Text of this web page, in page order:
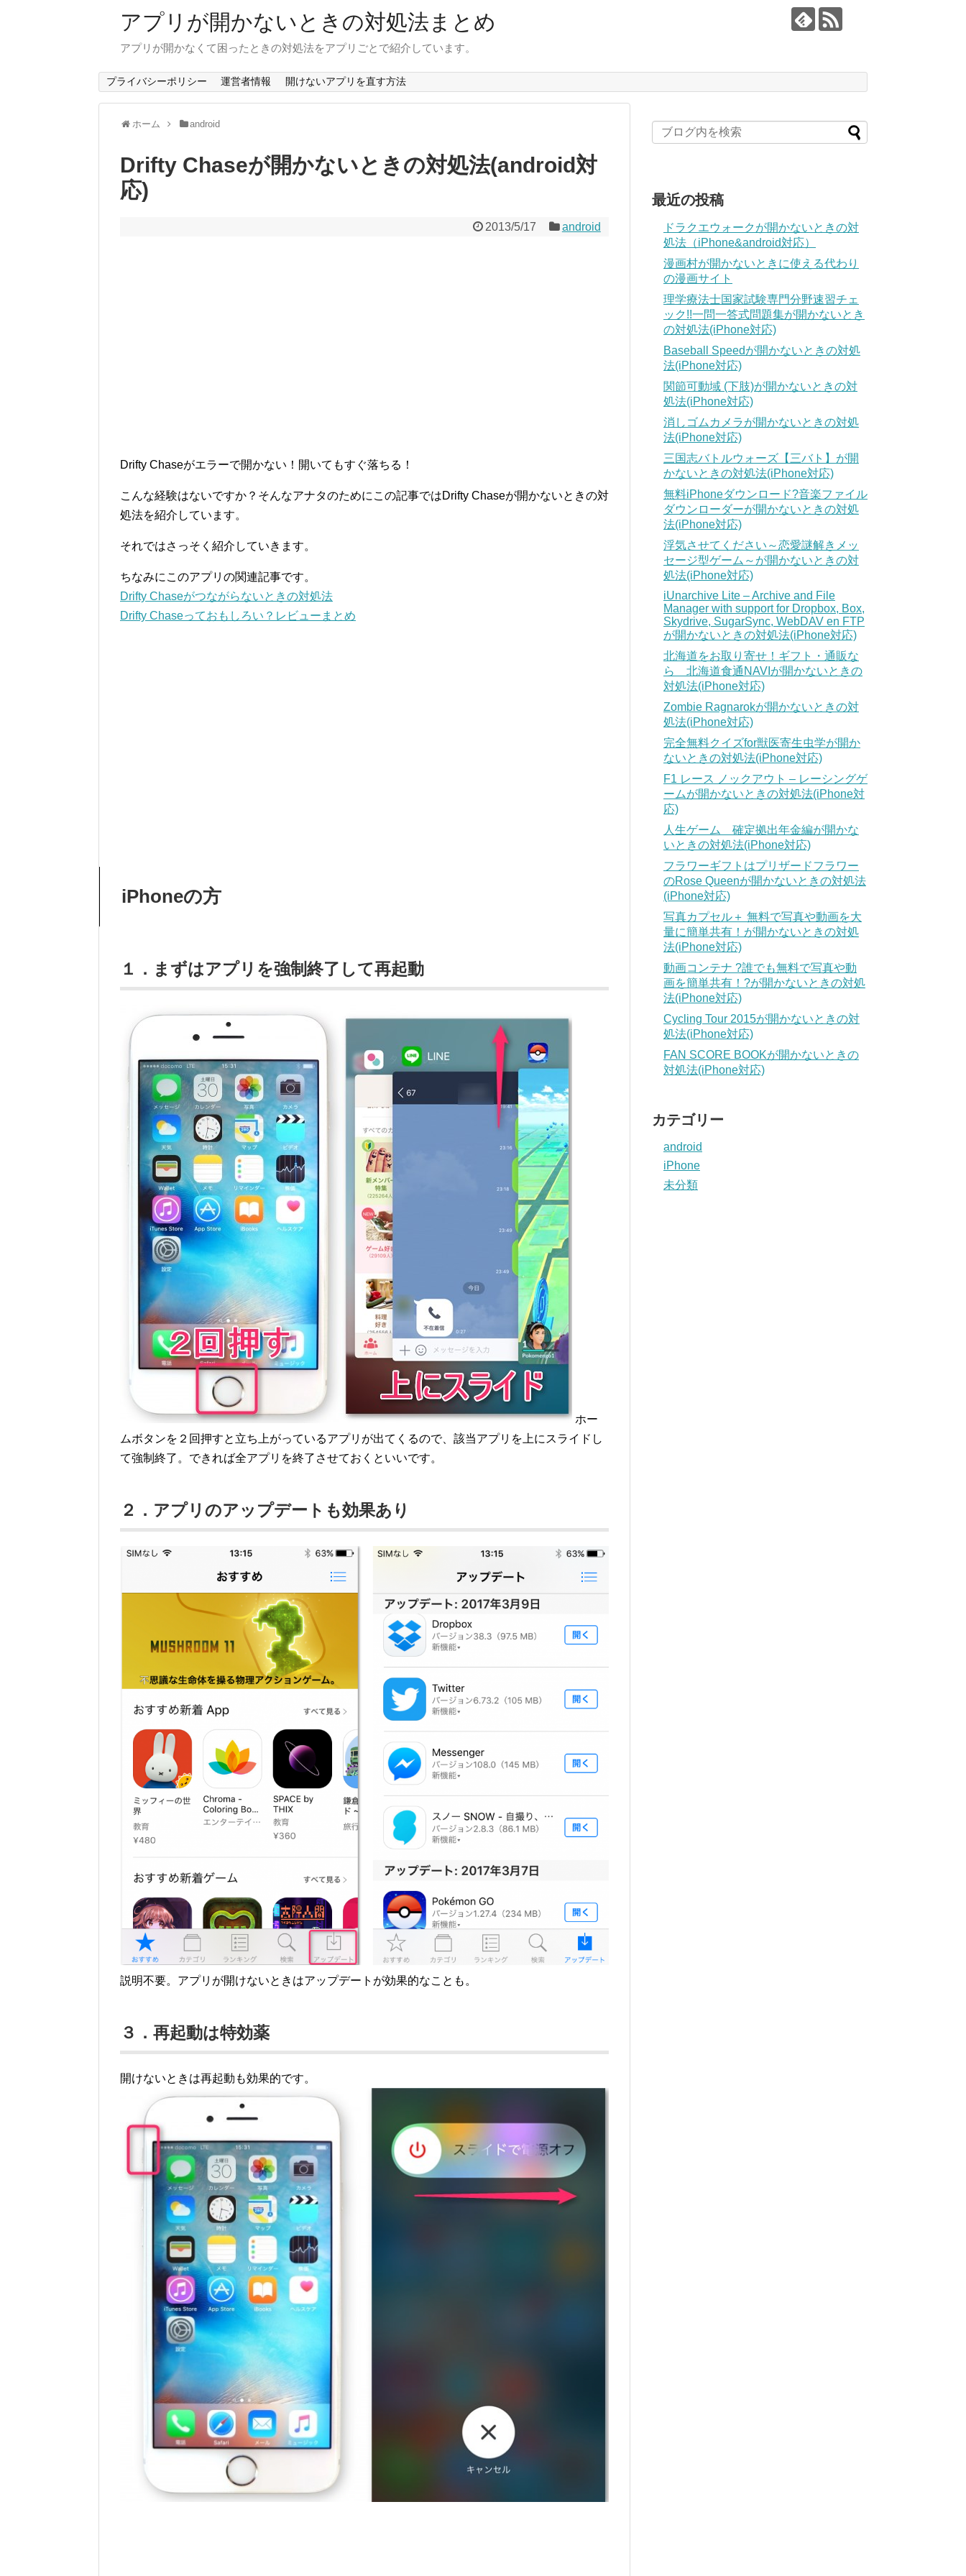
アプリが開かないときの対処法まとめ
アプリが開かなくて困ったときの対処法をアプリごとで紹介しています。
プライバシーポリシー 運営者情報 開けないアプリを直す方法
ホーム android
Drifty Chaseが開かないときの対処法(android対
応)
2013/5/17 android
Drifty Chaseがエラーで開かない！開いてもすぐ落ちる！
こんな経験はないですか？そんなアナタのためにこの記事ではDrifty Chaseが開かないときの対
処法を紹介しています。
それではさっそく紹介していきます。
ちなみにこのアプリの関連記事です。
Drifty Chaseがつながらないときの対処法
Drifty Chaseっておもしろい？レビューまとめ
iPhoneの方
１．まずはアプリを強制終了して再起動
ホー
ムボタンを２回押すと立ち上がっているアプリが出てくるので、該当アプリを上にスライドし
て強制終了。できれば全アプリを終了させておくといいです。
２．アプリのアップデートも効果あり
説明不要。アプリが開けないときはアップデートが効果的なことも。
３．再起動は特効薬
開けないときは再起動も効果的です。
最近の投稿
ドラクエウォークが開かないときの対
処法（iPhone&android対応）
漫画村が開かないときに使える代わり
の漫画サイト
理学療法士国家試験専門分野速習チェ
ック!!一問一答式問題集が開かないとき
の対処法(iPhone対応)
Baseball Speedが開かないときの対処
法(iPhone対応)
関節可動域 (下肢)が開かないときの対
処法(iPhone対応)
消しゴムカメラが開かないときの対処
法(iPhone対応)
三国志バトルウォーズ【三バト】が開
かないときの対処法(iPhone対応)
無料iPhoneダウンロード?音楽ファイル
ダウンローダーが開かないときの対処
法(iPhone対応)
浮気させてください～恋愛謎解きメッ
セージ型ゲーム～が開かないときの対
処法(iPhone対応)
iUnarchive Lite – Archive and File
Manager with support for Dropbox, Box,
Skydrive, SugarSync, WebDAV en FTP
が開かないときの対処法(iPhone対応)
北海道をお取り寄せ！ギフト・通販な
ら 北海道食通NAVIが開かないときの
対処法(iPhone対応)
Zombie Ragnarokが開かないときの対
処法(iPhone対応)
完全無料クイズfor獣医寄生虫学が開か
ないときの対処法(iPhone対応)
F1 レース ノックアウト – レーシングゲ
ームが開かないときの対処法(iPhone対
応)
人生ゲーム 確定拠出年金編が開かな
いときの対処法(iPhone対応)
フラワーギフトはプリザードフラワー
のRose Queenが開かないときの対処法
(iPhone対応)
写真カプセル＋ 無料で写真や動画を大
量に簡単共有！が開かないときの対処
法(iPhone対応)
動画コンテナ ?誰でも無料で写真や動
画を簡単共有！?が開かないときの対処
法(iPhone対応)
Cycling Tour 2015が開かないときの対
処法(iPhone対応)
FAN SCORE BOOKが開かないときの
対処法(iPhone対応)
カテゴリー
android
iPhone
未分類